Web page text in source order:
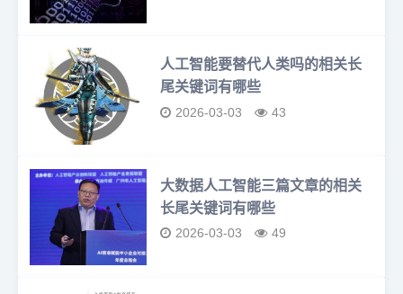
人工智能要替代人类吗的相关长
尾关键词有哪些
2026-03-03 43
大数据人工智能三篇文章的相关
长尾关键词有哪些
2026-03-03 49